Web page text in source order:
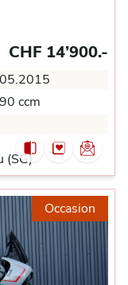
CHF 14’900.-
ccm
(SG)
Occasion